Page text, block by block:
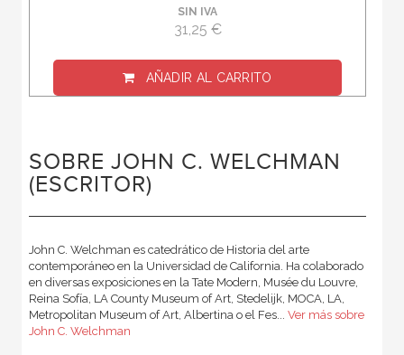
SIN IVA
31,25 €
AÑADIR AL CARRITO
SOBRE JOHN C. WELCHMAN
(ESCRITOR)
John C. Welchman es catedrático de Historia del arte
contemporáneo en la Universidad de California. Ha colaborado
en diversas exposiciones en la Tate Modern, Musée du Louvre,
Reina Sofía, LA County Museum of Art, Stedelijk, MOCA, LA,
Metropolitan Museum of Art, Albertina o el Fes... Ver más sobre
John C. Welchman